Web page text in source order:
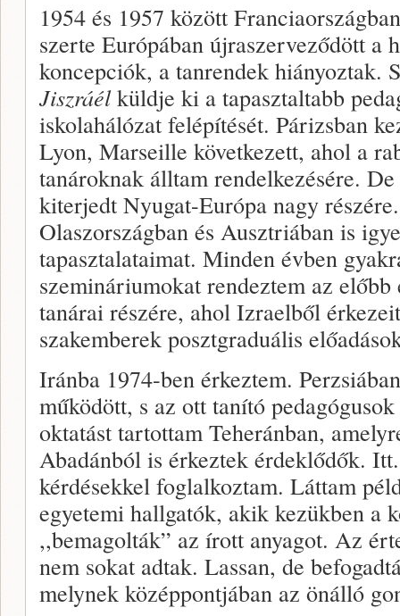
1954 és 1957 között
szerte Európában újraszerveződött a
koncepciók, a tanrendek hiányoztak.
Jiszráélküldje ki a tapasztaltabb
iskolahálózat felépítését. Párizsban
Lyon, Marseille következett, ahol a
tanároknak álltam rendelkezésére.
kiterjedt Nyugat-Európa nagy
Olaszországban és Ausztriában is
tapasztalataimat. Minden évben
szemináriumokat rendeztem az
tanárai részére, ahol Izraelből
szakemberek posztgraduális
Iránba 1974-ben érkeztem.
működött, s az ott tanító
oktatást tartottam Teheránban,
Abadánból is érkeztek érdeklődők.
kérdésekkel foglalkoztam. Láttam
egyetemi hallgatók, akik kezükben a
,,bemagolták” az írott anyagot. Az
nem sokat adtak. Lassan, de
melynek középpontjában az önálló